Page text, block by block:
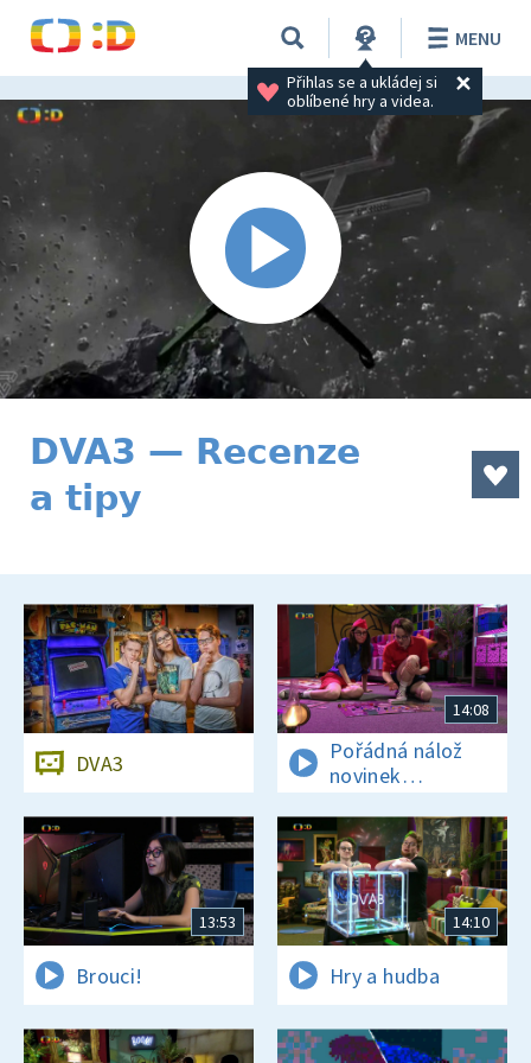
Přihlas se a ukládej si
oblíbené hry a videa.
MENU
DVA3 — Recenze
a tipy
DVA3
14:08
Pořádná nálož
novinek
a zajímavostí
13:53
Brouci!
14:10
Hry a hudba